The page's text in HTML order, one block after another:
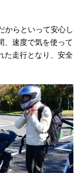
からといって安心し
、速度で気を使って
た走行となり、安全